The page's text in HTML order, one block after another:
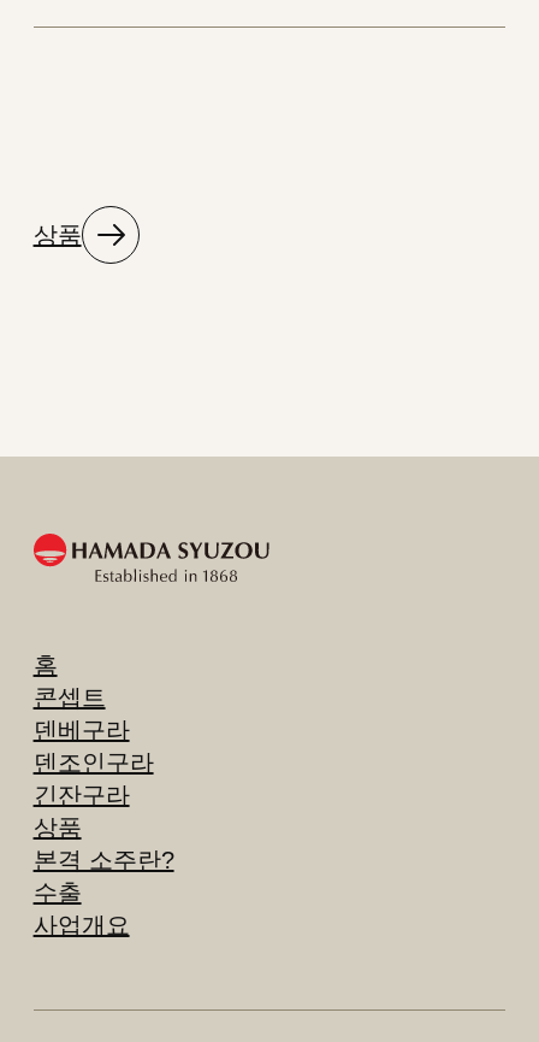
상품
홈
콘셉트
덴베구라
덴조인구라
긴잔구라
상품
본격 소주란?
수출
사업개요